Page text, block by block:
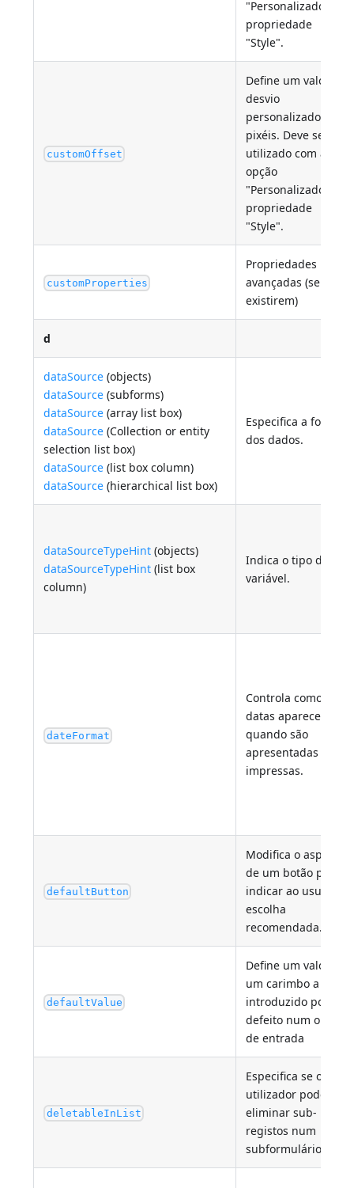
"Personalizado" da
propriedade
"Style".
customOffset
Define um valor de
desvio
personalizado em
pixéis. Deve ser
utilizado com a
opção
"Personalizado" da
propriedade
"Style".
customProperties
Propriedades
avançadas (se
existirem)
d
dataSource (objects)
dataSource (subforms)
dataSource (array list box)
dataSource (Collection or entity
selection list box)
dataSource (list box column)
dataSource (hierarchical list box)
Especifica a fonte
dos dados.
dataSourceTypeHint (objects)
dataSourceTypeHint (list box
column)
Indica o tipo de
variável.
dateFormat
Controla como as
datas aparecem
quando são
apresentadas ou
impressas.
defaultButton
Modifica o aspeto
de um botão para
indicar ao usuário a
escolha
recomendada.
defaultValue
Define um valor ou
um carimbo a ser
introduzido por
defeito num objeto
de entrada
deletableInList
Especifica se o
utilizador pode
eliminar sub-
registos num
subformulário lista